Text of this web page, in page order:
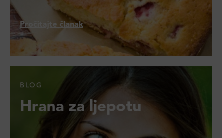
Pročitajte članak
BLOG
Hrana za ljepotu